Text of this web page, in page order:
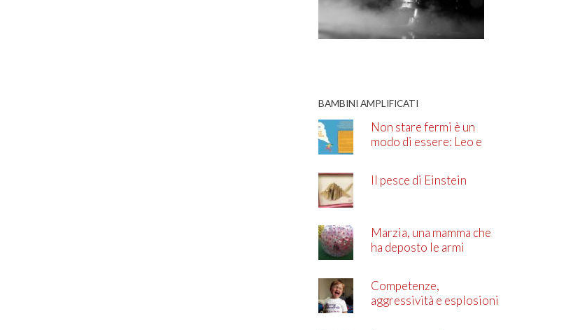
BAMBINI AMPLIFICATI
Non stare fermi è un
modo di essere: Leo e
Il pesce di Einstein
Marzia, una mamma che
ha deposto le armi
Competenze,
aggressività e esplosioni